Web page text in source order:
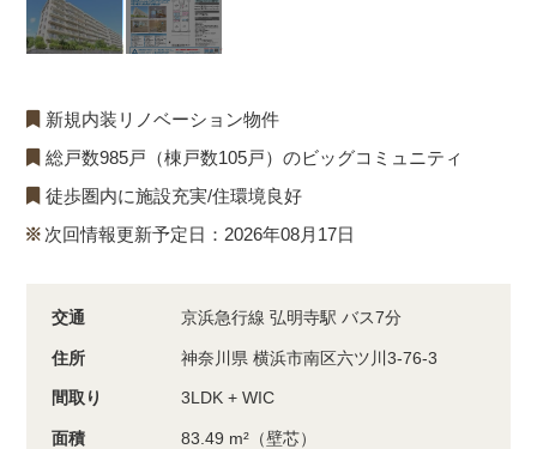
新規内装リノベーション物件
総戸数985戸（棟戸数105戸）のビッグコミュニティ
徒歩圏内に施設充実/住環境良好
次回情報更新予定日：2026年08月17日
交通 京浜急行線 弘明寺駅 バス7分
住所 神奈川県 横浜市南区六ツ川3-76-3
間取り 3LDK + WIC
面積 83.49 m²（壁芯）